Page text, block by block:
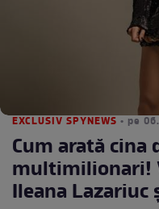
EXCLUSIV SPYNEWS • pe
Cum arată cina
multimilionari!
Ileana Lazariuc